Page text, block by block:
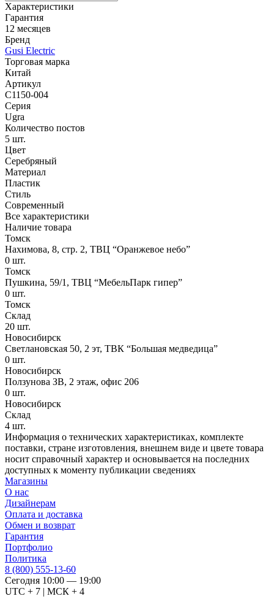
Характеристики
Гарантия
12 месяцев
Бренд
Gusi Electric
Торговая марка
Китай
Артикул
С1150-004
Серия
Ugra
Количество постов
5 шт.
Цвет
Серебряный
Материал
Пластик
Стиль
Современный
Все характеристики
Наличие товара
Томск
Нахимова, 8, стр. 2​, ТВЦ “Оранжевое небо​”
0 шт.
Томск
Пушкина, 59/1, ТВЦ “МебельПарк гипер”
0 шт.
Томск
Склад
20 шт.
Новосибирск
Светлановская 50, 2 эт, ТВК “Большая медведица”
0 шт.
Новосибирск
Ползунова ЗВ, 2 этаж, офис 206
0 шт.
Новосибирск
Склад
4 шт.
Информация о технических характеристиках, комплекте
поставки, стране изготовления, внешнем виде и цвете товара
носит справочный характер и основывается на последних
доступных к моменту публикации сведениях
Магазины
О нас
Дизайнерам
Оплата и доставка
Обмен и возврат
Гарантия
Портфолио
Политика
8 (800) 555-13-60
Сегодня 10:00 — 19:00
UTC + 7 | МСК + 4